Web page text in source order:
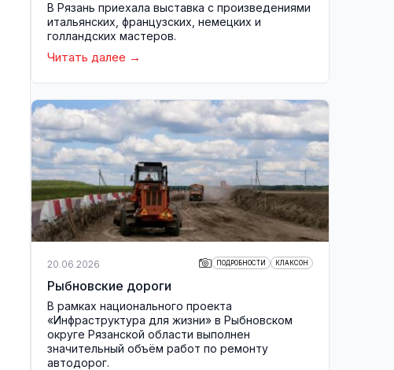
В Рязань приехала выставка с произведениями
итальянских, французских, немецких и
голландских мастеров.
Читать далее
20.06.2026 ПОДРОБНОСТИ КЛАКСОН
Рыбновские дороги
В рамках национального проекта
«Инфраструктура для жизни» в Рыбновском
округе Рязанской области выполнен
значительный объём работ по ремонту
автодорог.